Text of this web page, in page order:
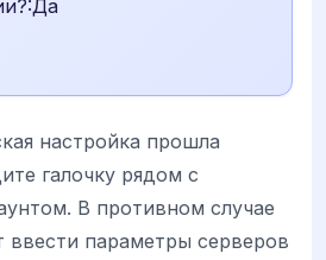
настройка прошла
галочку рядом с
В противном случае
ввести параметры серверов